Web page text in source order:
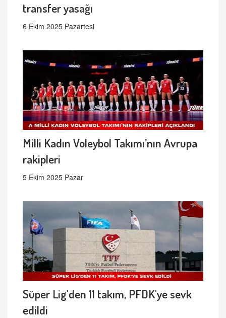
transfer yasağı
6 Ekim 2025 Pazartesi
Milli Kadın Voleybol Takımı’nın Avrupa
rakipleri
5 Ekim 2025 Pazar
Süper Lig'den 11 takım, PFDK'ye sevk
edildi